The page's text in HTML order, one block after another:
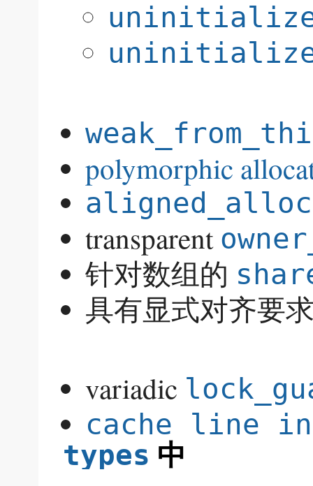
polymorphic
aligned_alloc
transparent
针对数组的
具有显式对齐要
variadic
cache line
types 中